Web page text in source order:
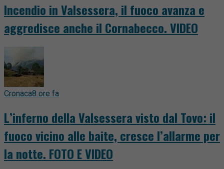
Incendio in Valsessera, il fuoco avanza e
aggredisce anche il Cornabecco. VIDEO
Cronaca8 ore fa
L’inferno della Valsessera visto dal Tovo: il
fuoco vicino alle baite, cresce l’allarme per
la notte. FOTO E VIDEO